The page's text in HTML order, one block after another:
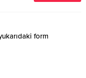
form